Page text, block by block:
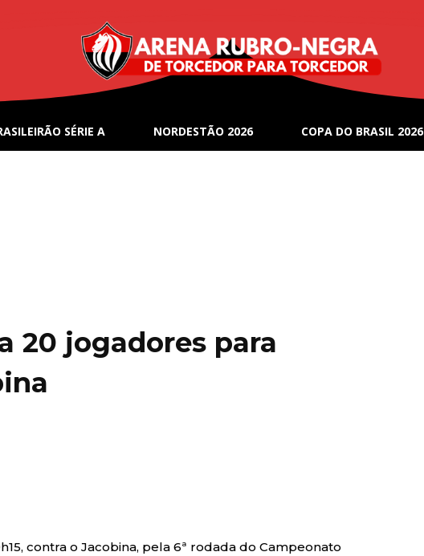
SÉRIE A NORDESTÃO 2026 COPA DO BRASIL 2026
20 jogadores para
contra o Jacobina, pela 6ª rodada do Campeonato